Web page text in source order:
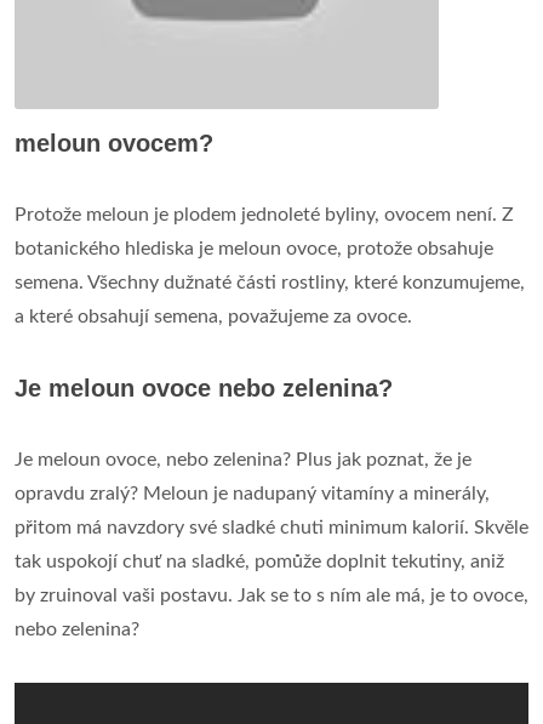
meloun ovocem?
Protože meloun je plodem jednoleté byliny, ovocem není. Z
botanického hlediska je meloun ovoce, protože obsahuje
semena. Všechny dužnaté části rostliny, které konzumujeme,
a které obsahují semena, považujeme za ovoce.
Je meloun ovoce nebo zelenina?
Je meloun ovoce, nebo zelenina? Plus jak poznat, že je
opravdu zralý? Meloun je nadupaný vitamíny a minerály,
přitom má navzdory své sladké chuti minimum kalorií. Skvěle
tak uspokojí chuť na sladké, pomůže doplnit tekutiny, aniž
by zruinoval vaši postavu. Jak se to s ním ale má, je to ovoce,
nebo zelenina?